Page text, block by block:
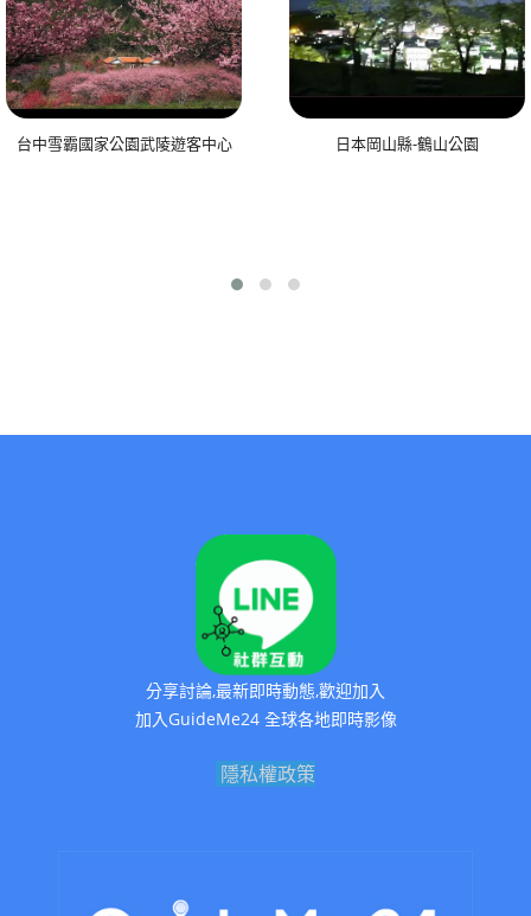
台中雪霸國家公園武陵遊客中心 日本岡山縣-鶴山公園
分享討論,最新即時動態,歡迎加入
加入GuideMe24 全球各地即時影像
隱私權政策